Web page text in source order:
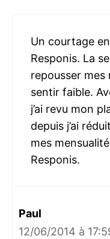
Un courtage
Responis. La
repousser mes
sentir faible.
j’ai revu mon
depuis j’ai
mes
Responis.
Paul
12/06/2014 à